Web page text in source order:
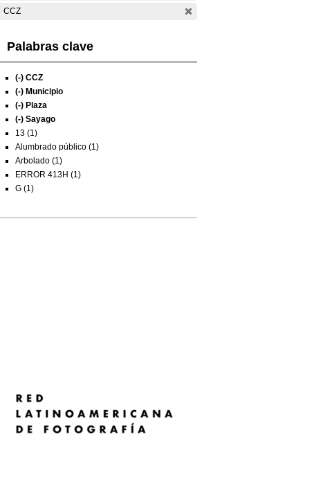
CCZ
Palabras clave
(-) CCZ
(-) Municipio
(-) Plaza
(-) Sayago
13 (1)
Alumbrado público (1)
Arbolado (1)
ERROR 413H (1)
G (1)